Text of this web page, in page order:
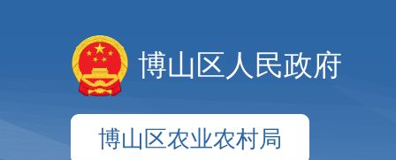
博山区人民政府
博山区农业农村局